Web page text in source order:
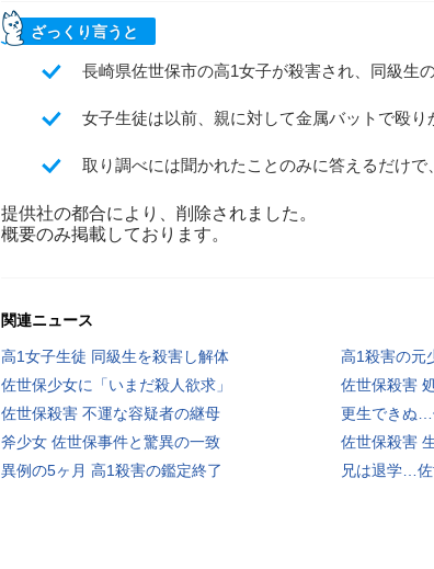
ざっくり言うと
長崎県佐世保市の高1女子が殺害され、同級生
女子生徒は以前、親に対して金属バットで殴り
取り調べには聞かれたことのみに答えるだけ
提供社の都合により、削除されました。
概要のみ掲載しております。
関連ニュース
高1女子生徒 同級生を殺害し解体
高1殺害の元
佐世保少女に「いまだ殺人欲求」
佐世保殺害
佐世保殺害 不運な容疑者の継母
更生できぬ…
斧少女 佐世保事件と驚異の一致
佐世保殺害
異例の5ヶ月 高1殺害の鑑定終了
兄は退学…